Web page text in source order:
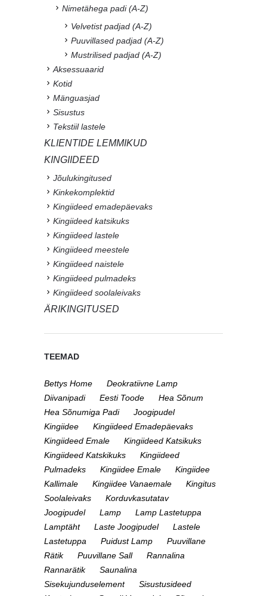
Nimetähega padi (A-Z)
Velvetist padjad (A-Z)
Puuvillased padjad (A-Z)
Mustrilised padjad (A-Z)
Aksessuaarid
Kotid
Mänguasjad
Sisustus
Tekstiil lastele
KLIENTIDE LEMMIKUD
KINGIIDEED
Jõulukingitused
Kinkekomplektid
Kingiideed emadepäevaks
Kingiideed katsikuks
Kingiideed lastele
Kingiideed meestele
Kingiideed naistele
Kingiideed pulmadeks
Kingiideed soolaleivaks
ÄRIKINGITUSED
TEEMAD
Bettys Home
Deokratiivne Lamp
Diivanipadi
Eesti Toode
Hea Sõnum
Hea Sõnumiga Padi
Joogipudel
Kingiidee
Kingiideed Emadepäevaks
Kingiideed Emale
Kingiideed Katsikuks
Kingiideed Katskikuks
Kingiideed
Pulmadeks
Kingiidee Emale
Kingiidee
Kallimale
Kingiidee Vanaemale
Kingitus
Soolaleivaks
Korduvkasutatav
Joogipudel
Lamp
Lamp Lastetuppa
Lamptäht
Laste Joogipudel
Lastele
Lastetuppa
Puidust Lamp
Puuvillane
Rätik
Puuvillane Sall
Rannalina
Rannarätik
Saunalina
Sisekujunduselement
Sisustusideed